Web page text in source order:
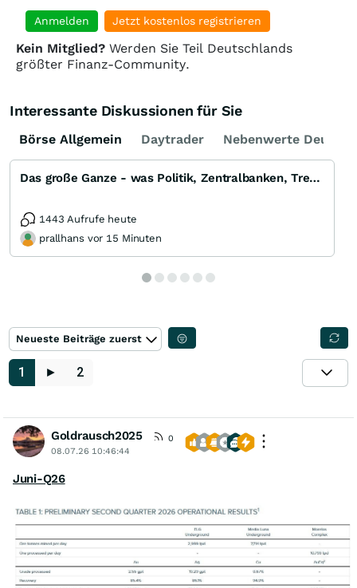
Anmelden Jetzt kostenlos registrieren
Kein Mitglied? Werden Sie Teil Deutschlands
größter Finanz-Community.
Interessante Diskussionen für Sie
Börse Allgemein Daytrader Nebenwerte
Das große Ganze - was Politik, Zentralbanken, Trends, Medien und Gesellschaft mit Aktien, Rohstoffen
1443 Aufrufe heute
prallhans vor 15 Minuten
Neueste Beiträge zuerst
1 ► 2
Goldrausch2025
0
08.07.26 10:46:44
Juni-Q26